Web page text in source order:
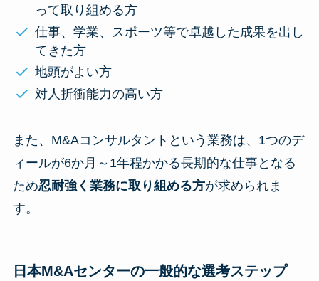
って取り組める方
仕事、学業、スポーツ等で卓越した成果を出し
てきた方
地頭がよい方
対人折衝能力の高い方
また、M&Aコンサルタントという業務は、1つのデ
ィールが6か月～1年程かかる長期的な仕事となる
ため忍耐強く業務に取り組める方が求められま
す。
日本M&Aセンターの一般的な選考ステップ